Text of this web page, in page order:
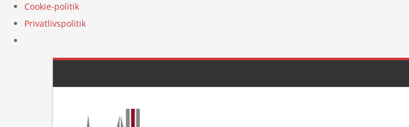
Cookie-politik
Privatlivspolitik